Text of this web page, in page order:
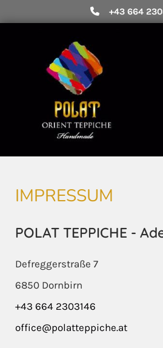
 +43 664
IMPRESSUM
POLAT TEPPICHE -
Defreggerstraße 7
6850 Dornbirn
+43 664 2303146
office@polatteppiche.at